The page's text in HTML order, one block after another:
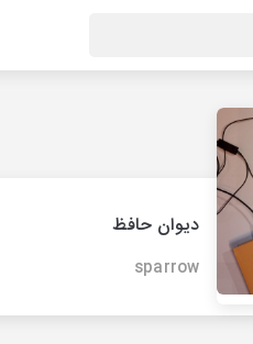
دیوان حافظ
sparrow